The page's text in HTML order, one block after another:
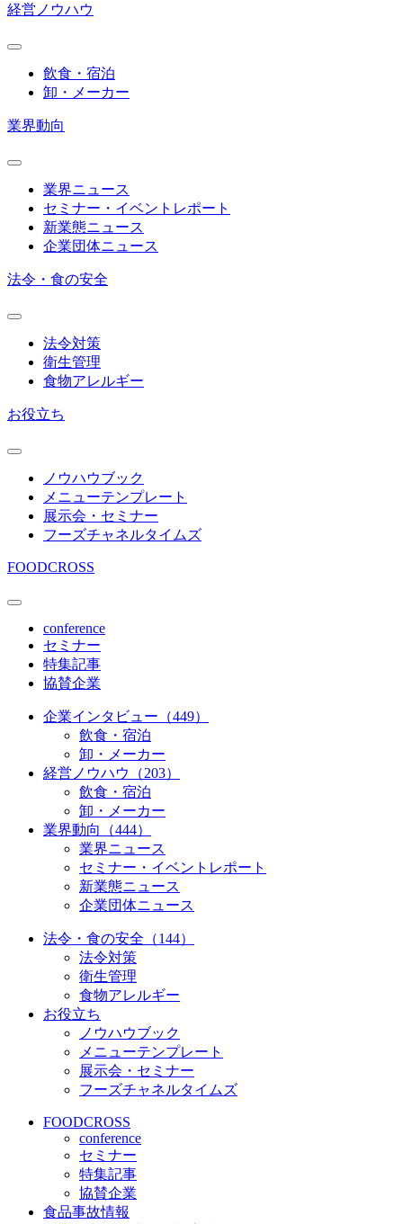
経営ノウハウ
飲食・宿泊
卸・メーカー
業界動向
業界ニュース
セミナー・イベントレポート
新業態ニュース
企業団体ニュース
法令・食の安全
法令対策
衛生管理
食物アレルギー
お役立ち
ノウハウブック
メニューテンプレート
展示会・セミナー
フーズチャネルタイムズ
FOODCROSS
conference
セミナー
特集記事
協賛企業
企業インタビュー（449）
飲食・宿泊
卸・メーカー
経営ノウハウ（203）
飲食・宿泊
卸・メーカー
業界動向（444）
業界ニュース
セミナー・イベントレポート
新業態ニュース
企業団体ニュース
法令・食の安全（144）
法令対策
衛生管理
食物アレルギー
お役立ち
ノウハウブック
メニューテンプレート
展示会・セミナー
フーズチャネルタイムズ
FOODCROSS
conference
セミナー
特集記事
協賛企業
食品事故情報